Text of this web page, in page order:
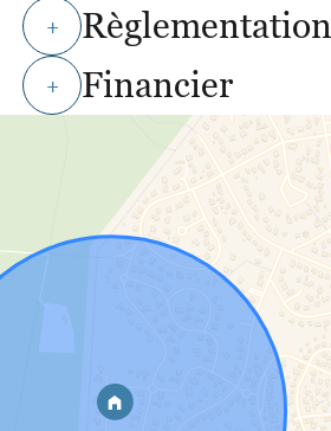
+ Règlementation
+ Financier